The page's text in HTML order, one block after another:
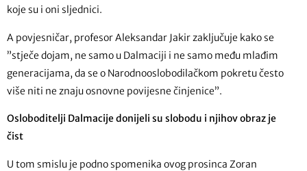
koje su i oni sljednici.
A povjesničar, profesor Aleksandar Jakir zaključuje kako se
”stječe dojam, ne samo u Dalmaciji i ne samo među mlađim
generacijama, da se o Narodnooslobodilačkom pokretu često
više niti ne znaju osnovne povijesne činjenice”.
Osloboditelji Dalmacije donijeli su slobodu i njihov obraz je
čist
U tom smislu je podno spomenika ovog prosinca Zoran